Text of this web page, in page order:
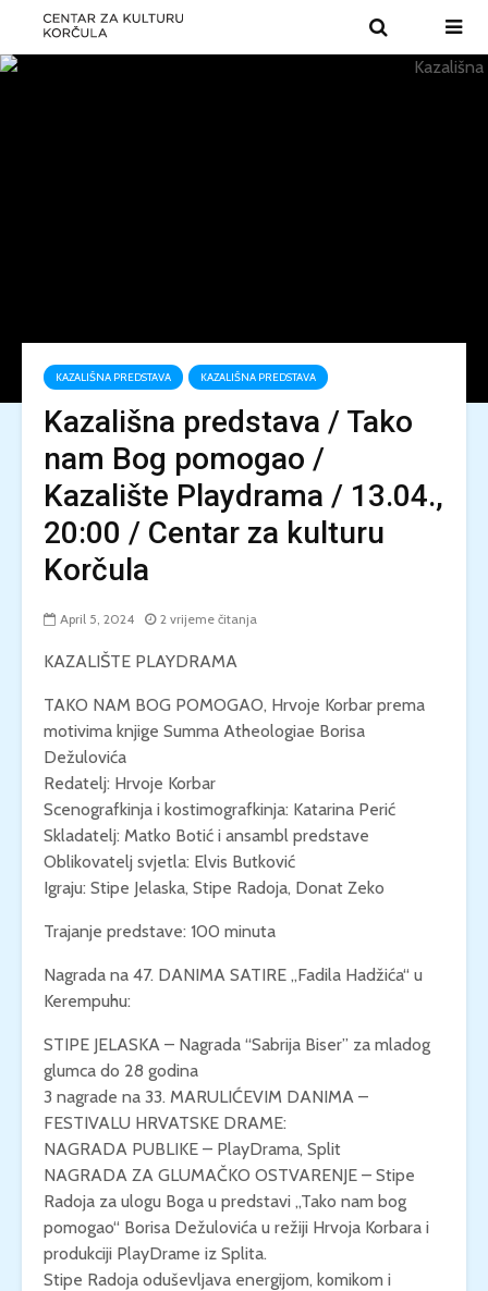
KAZALIŠNA PREDSTAVA KAZALIŠNA PREDSTAVA
Kazališna predstava / Tako
nam Bog pomogao /
Kazalište Playdrama / 13.04.,
20:00 / Centar za kulturu
Korčula
April 5, 2024 2 vrijeme čitanja
KAZALIŠTE PLAYDRAMA
TAKO NAM BOG POMOGAO, Hrvoje Korbar prema
motivima knjige Summa Atheologiae Borisa
Dežulovića
Redatelj: Hrvoje Korbar
Scenografkinja i kostimografkinja: Katarina Perić
Skladatelj: Matko Botić i ansambl predstave
Oblikovatelj svjetla: Elvis Butković
Igraju: Stipe Jelaska, Stipe Radoja, Donat Zeko
Trajanje predstave: 100 minuta
Nagrada na 47. DANIMA SATIRE „Fadila Hadžića“ u
Kerempuhu:
STIPE JELASKA – Nagrada “Sabrija Biser” za mladog
glumca do 28 godina
3 nagrade na 33. MARULIĆEVIM DANIMA –
FESTIVALU HRVATSKE DRAME:
NAGRADA PUBLIKE – PlayDrama, Split
NAGRADA ZA GLUMAČKO OSTVARENJE – Stipe
Radoja za ulogu Boga u predstavi „Tako nam bog
pomogao“ Borisa Dežulovića u režiji Hrvoja Korbara i
produkciji PlayDrame iz Splita.
Stipe Radoja oduševljava energijom, komikom i